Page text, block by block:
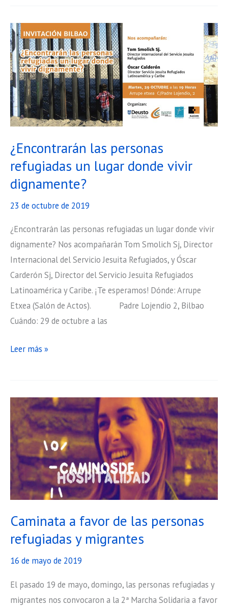
Acogida
a
Personas
Refugiadas
y
Migrantes
¿Encontrarán las personas
refugiadas un lugar donde vivir
dignamente?
23 de octubre de 2019
¿Encontrarán las personas refugiadas un lugar donde vivir
dignamente? Nos acompañarán Tom Smolich Sj, Director
Internacional del Servicio Jesuita Refugiados, y Óscar
Carderón Sj, Director del Servicio Jesuita Refugiados
Latinoamérica y Caribe. ¡Te esperamos! Dónde: Arrupe
Etxea (Salón de Actos). Padre Lojendio 2, Bilbao
Cuándo: 29 de octubre a las
¿Encontrarán
un
lugar
donde
vivir
dignamente?
Leer más »
Caminata a favor de las personas
refugiadas y migrantes
16 de mayo de 2019
El pasado 19 de mayo, domingo, las personas refugiadas y
migrantes nos convocaron a la 2ª Marcha Solidaria a favor